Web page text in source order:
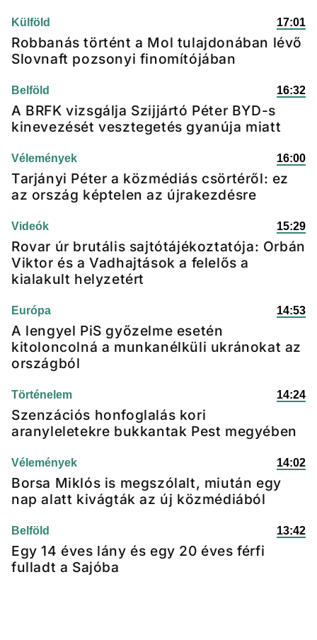
Külföld 17:01
Robbanás történt a Mol tulajdonában lévő
Slovnaft pozsonyi finomítójában
Belföld 16:32
A BRFK vizsgálja Szijjártó Péter BYD-s
kinevezését vesztegetés gyanúja miatt
Vélemények 16:00
Tarjányi Péter a közmédiás csörtéről: ez
az ország képtelen az újrakezdésre
Videók 15:29
Rovar úr brutális sajtótájékoztatója: Orbán
Viktor és a Vadhajtások a felelős a
kialakult helyzetért
Európa 14:53
A lengyel PiS győzelme esetén
kitoloncolná a munkanélküli ukránokat az
országból
Történelem 14:24
Szenzációs honfoglalás kori
aranyleletekre bukkantak Pest megyében
Vélemények 14:02
Borsa Miklós is megszólalt, miután egy
nap alatt kivágták az új közmédiából
Belföld 13:42
Egy 14 éves lány és egy 20 éves férfi
fulladt a Sajóba